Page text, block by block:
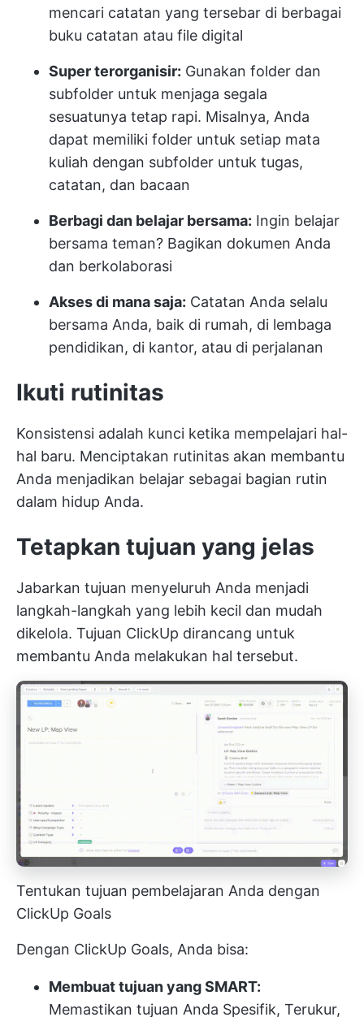
mencari catatan yang tersebar di berbagai
buku catatan atau file digital
Super terorganisir: Gunakan folder dan
subfolder untuk menjaga segala
sesuatunya tetap rapi. Misalnya, Anda
dapat memiliki folder untuk setiap mata
kuliah dengan subfolder untuk tugas,
catatan, dan bacaan
Berbagi dan belajar bersama: Ingin belajar
bersama teman? Bagikan dokumen Anda
dan berkolaborasi
Akses di mana saja: Catatan Anda selalu
bersama Anda, baik di rumah, di lembaga
pendidikan, di kantor, atau di perjalanan
Ikuti rutinitas
Konsistensi adalah kunci ketika mempelajari hal-
hal baru. Menciptakan rutinitas akan membantu
Anda menjadikan belajar sebagai bagian rutin
dalam hidup Anda.
Tetapkan tujuan yang jelas
Jabarkan tujuan menyeluruh Anda menjadi
langkah-langkah yang lebih kecil dan mudah
dikelola. Tujuan ClickUp dirancang untuk
membantu Anda melakukan hal tersebut.
Tentukan tujuan pembelajaran Anda dengan
ClickUp Goals
Dengan ClickUp Goals, Anda bisa:
Membuat tujuan yang SMART:
Memastikan tujuan Anda Spesifik, Terukur,